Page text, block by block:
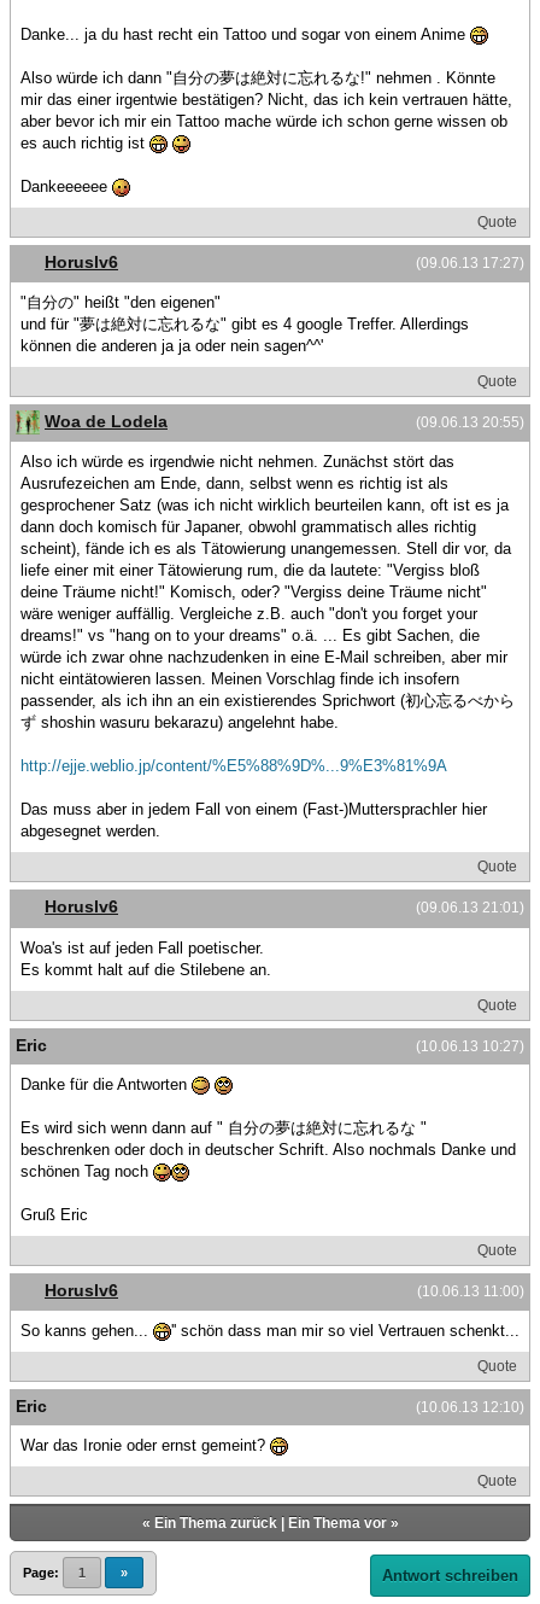
Danke... ja du hast recht ein Tattoo und sogar von einem Anime
Also würde ich dann "自分の夢は絶対に忘れるな!" nehmen . Könnte
mir das einer irgentwie bestätigen? Nicht, das ich kein vertrauen hätte,
aber bevor ich mir ein Tattoo mache würde ich schon gerne wissen ob
es auch richtig ist
Dankeeeeee
Quote
(09.06.13 17:27)
Horuslv6
"自分の" heißt "den eigenen"
und für "夢は絶対に忘れるな" gibt es 4 google Treffer. Allerdings
können die anderen ja ja oder nein sagen^^'
Quote
(09.06.13 20:55)
Woa de Lodela
Also ich würde es irgendwie nicht nehmen. Zunächst stört das
Ausrufezeichen am Ende, dann, selbst wenn es richtig ist als
gesprochener Satz (was ich nicht wirklich beurteilen kann, oft ist es ja
dann doch komisch für Japaner, obwohl grammatisch alles richtig
scheint), fände ich es als Tätowierung unangemessen. Stell dir vor, da
liefe einer mit einer Tätowierung rum, die da lautete: "Vergiss bloß
deine Träume nicht!" Komisch, oder? "Vergiss deine Träume nicht"
wäre weniger auffällig. Vergleiche z.B. auch "don't you forget your
dreams!" vs "hang on to your dreams" o.ä. ... Es gibt Sachen, die
würde ich zwar ohne nachzudenken in eine E-Mail schreiben, aber mir
nicht eintätowieren lassen. Meinen Vorschlag finde ich insofern
passender, als ich ihn an ein existierendes Sprichwort (初心忘るべから
ず shoshin wasuru bekarazu) angelehnt habe.
http://ejje.weblio.jp/content/%E5%88%9D%...9%E3%81%9A
Das muss aber in jedem Fall von einem (Fast-)Muttersprachler hier
abgesegnet werden.
Quote
(09.06.13 21:01)
Horuslv6
Woa's ist auf jeden Fall poetischer.
Es kommt halt auf die Stilebene an.
Quote
(10.06.13 10:27)
Eric
Danke für die Antworten
Es wird sich wenn dann auf " 自分の夢は絶対に忘れるな "
beschrenken oder doch in deutscher Schrift. Also nochmals Danke und
schönen Tag noch
Gruß Eric
Quote
(10.06.13 11:00)
Horuslv6
So kanns gehen... '' schön dass man mir so viel Vertrauen schenkt...
Quote
(10.06.13 12:10)
Eric
War das Ironie oder ernst gemeint?
Quote
« Ein Thema zurück| Ein Thema vor»
Page: 1 » Antwort schreiben